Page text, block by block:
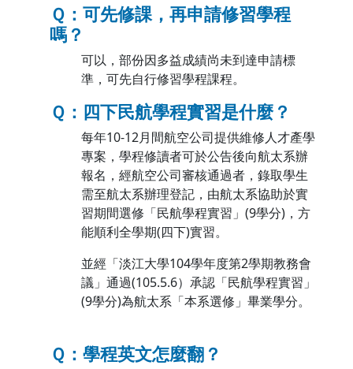
Ｑ：可先修課，再申請修習學程
嗎？
可以，部份因多益成績尚未到達申請標
準，可先自行修習學程課程。
Ｑ：四下民航學程實習是什麼？
每年10-12月間航空公司提供維修人才產學
專案，學程修讀者可於公告後向航太系辦
報名，經航空公司審核通過者，錄取學生
需至航太系辦理登記，由航太系協助於實
習期間選修「民航學程實習」(9學分)，方
能順利全學期(四下)實習。
並經「淡江大學104學年度第2學期教務會
議」通過(105.5.6）承認「民航學程實習」
(9學分)為航太系「本系選修」畢業學分。
Ｑ：學程英文怎麼翻？